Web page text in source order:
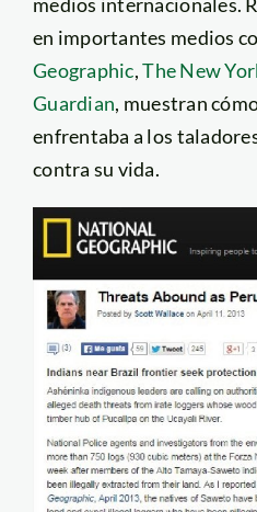
medios internacionales.
en importantes medios
Geographic,The New
Guardian, muestran
enfrentaba a los
contra su vida.